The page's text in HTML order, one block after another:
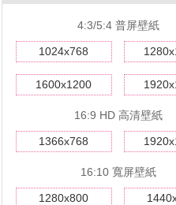
4:3/5:4 普屏壁紙
1024x768
1600x1200
16:9 HD 高清壁紙
1366x768
16:10 寬屏壁紙
1280x800